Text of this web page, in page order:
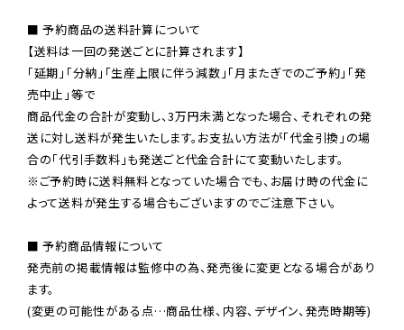
■ 予約商品の送料計算について
【送料は一回の発送ごとに計算されます】
「延期」「分納」「生産上限に伴う減数」「月またぎでのご予約」「発
売中止」等で
商品代金の合計が変動し、3万円未満となった場合、それぞれの発
送に対し送料が発生いたします。お支払い方法が「代金引換」の場
※ご予約時に送料無料となっていた場合でも、お届け時の代金に
よって送料が発生する場合もございますのでご注意下さい。
■ 予約商品情報について
発売前の掲載情報は監修中の為、発売後に変更となる場合があり
ます。
(変更の可能性がある点…商品仕様、内容、デザイン、発売時期等)